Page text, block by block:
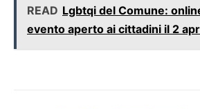
READ Lgbtqi del Comune:
evento aperto ai cittadini il 2